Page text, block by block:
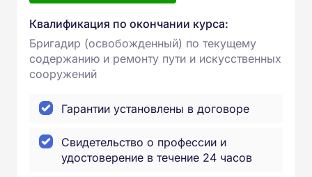
Квалификация по окончании курса:
Бригадир (освобожденный) по текущему
содержанию и ремонту пути и искусственных
сооружений
Гарантии установлены в договоре
Свидетельство о профессии и
удостоверение в течение 24 часов